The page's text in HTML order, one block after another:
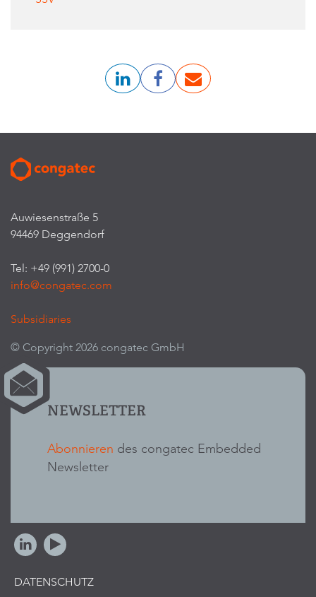
Auwiesenstraße 5
94469 Deggendorf
Tel: +49 (991) 2700-0
info@congatec.com
Subsidiaries
© Copyright 2026 congatec GmbH
NEWSLETTER
Abonnieren des congatec Embedded
Newsletter
DATENSCHUTZ